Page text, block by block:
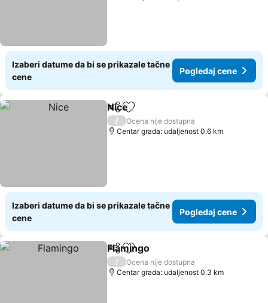
Izaberi datume da bi se prikazale tačne
cene
Pogledaj cene
Deli Dodati u favorite
Nice
/
Ocena nije dostupna
Centar grada: udaljenost 0.6 km
Izaberi datume da bi se prikazale tačne
cene
Pogledaj cene
Deli Dodati u favorite
Flamingo
/
Ocena nije dostupna
Centar grada: udaljenost 0.3 km